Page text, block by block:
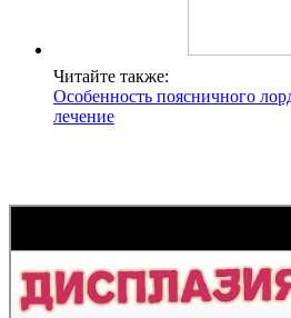
Читайте также:
Особенность поясничного
лечение